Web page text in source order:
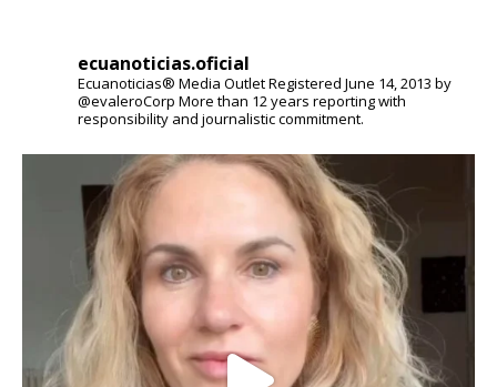
ecuanoticias.oficial
Ecuanoticias® Media OutletRegistered June 14, 2013 by
@evaleroCorp More than 12 years reporting with
responsibility and journalistic commitment.